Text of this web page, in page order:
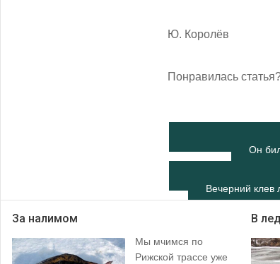
Ю. Королёв
Понравилась
Он
Вечерний клев
За налимом
Мы мчимся по
Рижской трассе уже
В